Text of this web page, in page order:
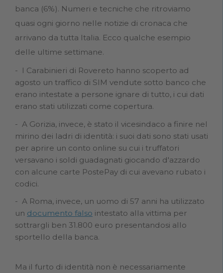
banca (6%). Numeri e tecniche che ritroviamo
quasi ogni giorno nelle notizie di cronaca che
arrivano da tutta Italia. Ecco qualche esempio
delle ultime settimane.
I Carabinieri di Rovereto hanno scoperto ad
agosto un traffico di SIM vendute sotto banco che
erano intestate a persone ignare di tutto, i cui dati
erano stati utilizzati come copertura.
A Gorizia, invece, è stato il vicesindaco a finire nel
mirino dei ladri di identità: i suoi dati sono stati usati
per aprire un conto online su cui i truffatori
versavano i soldi guadagnati giocando d'azzardo
con alcune carte PostePay di cui avevano rubato i
codici.
A Roma, invece, un uomo di 57 anni ha utilizzato
un documento falso intestato alla vittima per
sottrargli ben 31.800 euro presentandosi allo
sportello della banca.
Ma il furto di identità non è necessariamente